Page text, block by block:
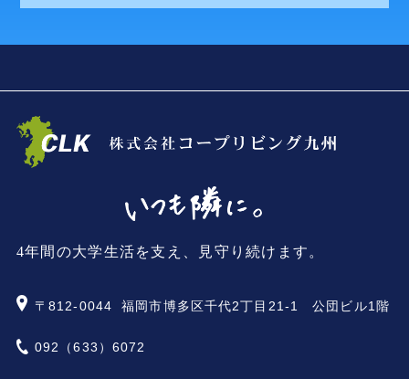
4年間の大学生活を支え、見守り続けます。
〒812-0044 福岡市博多区千代2丁目21-1 公団ビル1階
092（633）6072